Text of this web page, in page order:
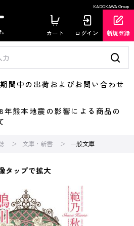
KADOKAWA Group
カート ログイン 新規登録
中の出荷およびお問い合わせ
熊本地震の影響による商品の
文庫・新書 一般文庫
タップで拡大